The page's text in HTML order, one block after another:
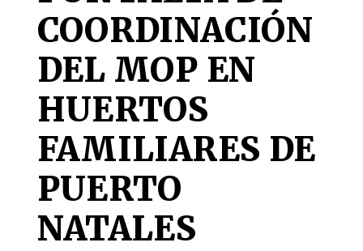
COORDINACIÓN
DEL MOP EN
HUERTOS
FAMILIARES DE
PUERTO
NATALES